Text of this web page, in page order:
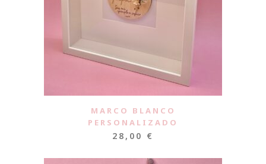
MARCO BLANCO
PERSONALIZADO
28,00 €